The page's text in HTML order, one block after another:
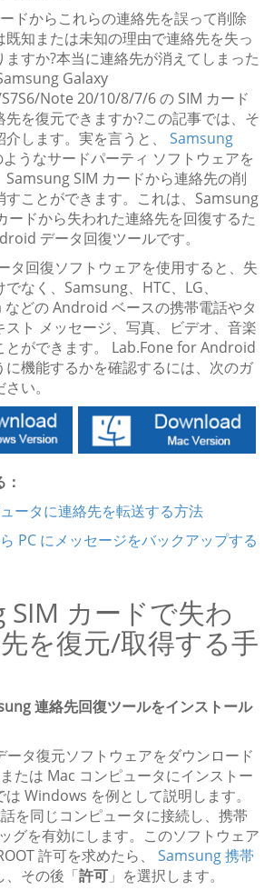
ドからこれらの連絡先を誤って削除
既知または未知の理由で連絡先を失っ
すか?本当に連絡先が消えてしまった
Galaxy
Note 20/10/8/7/6 の SIM カード
を復元できますか?この記事では、そ
します。実を言うと、 Samsung
ようなサードパーティ ソフトウェアを
Samsung SIM カードから連絡先の削
すことができます。これは、Samsung
ードから失われた連絡先を回復するた
データ回復ツールです。
タ回復ソフトウェアを使用すると、失
なく、Samsung、HTC、LG、
どの Android ベースの携帯電話やタ
スト メッセージ、写真、ビデオ、音楽
とができます。 Lab.Fone for Android
に機能するかを確認するには、次のガ
い。
ータに連絡先を転送する方法
PC にメッセージをバックアップする
SIM カードで失わ
を復元/取得する手
連絡先回復ツールをインストール
タ復元ソフトウェアをダウンロード
たは Mac コンピュータにインストー
Windows を例として説明します。
を同じコンピュータに接続し、携帯
グを有効にします。このソフトウェア
許可を求めたら、 Samsung 携帯
、その後「許可 」を選択します。